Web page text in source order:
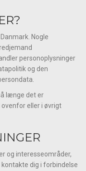
Nogle
personoplysninger
og den
længe det er
eller i øvrigt
og interesseområder,
kontakte dig i forbindelse